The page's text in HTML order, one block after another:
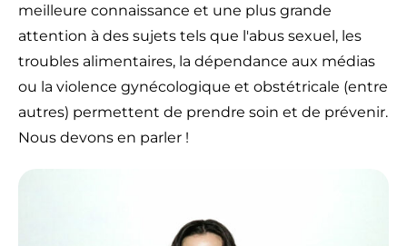
meilleure connaissance et une plus grande
attention à des sujets tels que l'abus sexuel, les
troubles alimentaires, la dépendance aux médias
ou la violence gynécologique et obstétricale (entre
autres) permettent de prendre soin et de prévenir.
Nous devons en parler !